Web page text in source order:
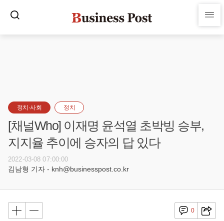
정치·사회 정치
[채널Who] 이재명 윤석열 초박빙 승부,
지지율 추이에 승자의 답 있다
2022-03-08 07:00:00
김남형 기자 - knh@businesspost.co.kr
0